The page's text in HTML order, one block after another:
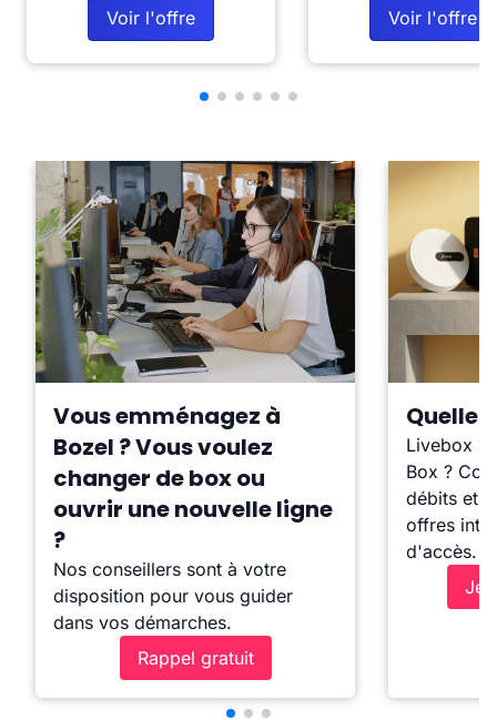
Voir l'offre Voir l'offre
Vous emménagez à
Bozel ? Vous voulez
changer de box ou
ouvrir une nouvelle ligne
?
Nos conseillers sont à votre
disposition pour vous guider
dans vos démarches.
Rappel gratuit
Quelle
Livebox ?
Box ?
débits et
offres
d'accès.
Je